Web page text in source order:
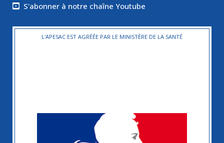
S'abonner à notre chaîne Youtube
L'APESAC EST AGRÉÉE PAR LE MINISTÈRE DE LA SANTÉ